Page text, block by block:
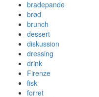
bradepande
brød
brunch
dessert
diskussion
dressing
drink
Firenze
fisk
forret